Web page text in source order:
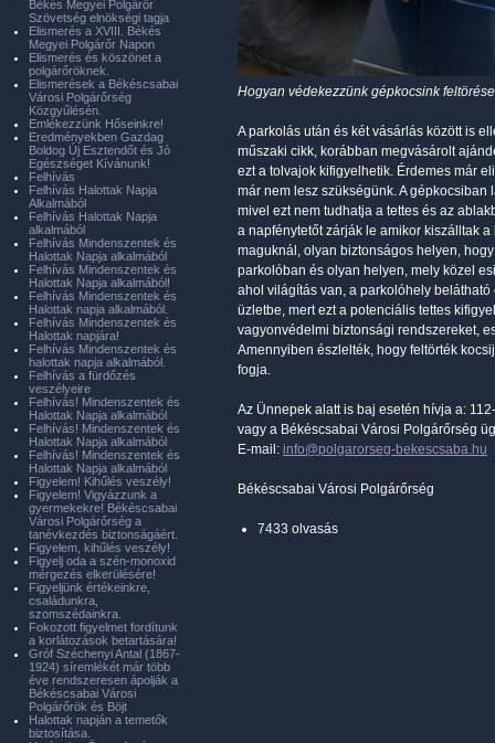
Hogyan védekezzünk gépkocsink
A parkolás után és két vásárlás között is
műszaki cikk, korábban megvásárolt
ezt a tolvajok kifigyelhetik. Érdemes már
már nem lesz szükségünk. A
mivel ezt nem tudhatja a tettes és az
a napfénytetőt zárják le amikor kiszálltak
maguknál, olyan biztonságos helyen,
parkolóban és olyan helyen, mely közel
ahol világítás van, a parkolóhely
üzletbe, mert ezt a potenciális tettes
vagyonvédelmi biztonsági rendszereket,
Amennyiben észlelték, hogy feltörték
fogja.
Az Ünnepek alatt is baj esetén hívja a:
vagy a Békéscsabai Városi Polgárőrség
E-mail: info@polgarorseg-bekescsaba.hu
Békéscsabai Városi Polgárőrség
7433 olvasás
Békés Megyei Polgárőr
Szövetség elnökségi tagja
Elismerés a XVIII. Békés
Megyei Polgárőr Napon
Elismerés és köszönet a
polgárőröknek.
Elismerések a Békéscsabai
Városi Polgárőrség
Közgyűlésén.
Emlékezzünk Hőseinkre!
Eredményekben Gazdag
Boldog Új Esztendőt és Jó
Egészséget Kívánunk!
Felhívás
Felhívás Halottak Napja
Alkalmából
Felhívás Halottak Napja
alkalmából
Felhívás Mindenszentek és
Halottak Napja alkalmából
Felhívás Mindenszentek és
Halottak Napja alkalmából!
Felhívás Mindenszentek és
Halottak napja alkalmából.
Felhívás Mindenszentek és
Halottak napjára!
Felhívás Mindenszentek és
halottak napja alkalmából.
Felhívás a fürdőzés
veszélyeire
Felhívás! Mindenszentek és
Halottak Napja alkalmából
Felhívás! Mindenszentek és
Halottak Napja alkalmából
Felhívás! Mindenszentek és
Halottak Napja alkalmából
Figyelem! Kihűlés veszély!
Figyelem! Vigyázzunk a
gyermekekre! Békéscsabai
Városi Polgárőrség a
tanévkezdés biztonságáért.
Figyelem, kihűlés veszély!
Figyelj oda a szén-monoxid
mérgezés elkerülésére!
Figyeljünk értékeinkre,
családunkra,
szomszédainkra.
Fokozott figyelmet fordítunk
a korlátozások betartására!
Gróf Széchenyi Antal (1867-
1924) síremlékét már több
éve rendszeresen ápolják a
Békéscsabai Városi
Polgárőrök és Böjt
Halottak napján a temetők
biztosítása.